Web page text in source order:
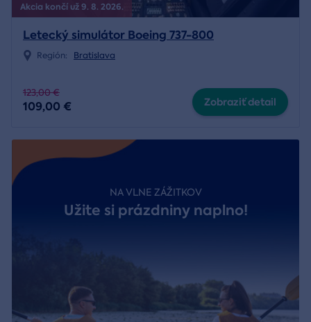
Akcia končí už 9. 8. 2026.
Letecký simulátor Boeing 737-800
Región: Bratislava
123,00 €
109,00 € Zobraziť detail
NA VLNE ZÁŽITKOV
Užite si prázdniny naplno!